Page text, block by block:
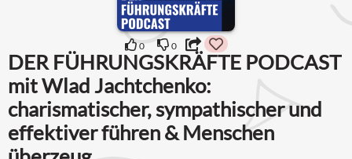
0 0
DER FÜHRUNGSKRÄFTE PODCAST
mit Wlad Jachtchenko:
charismatischer, sympathischer und
effektiver führen & Menschen